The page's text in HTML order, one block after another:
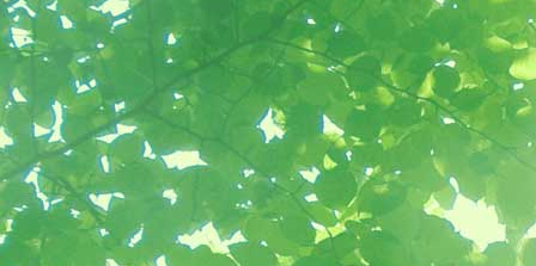
2022/02/
2022/01/